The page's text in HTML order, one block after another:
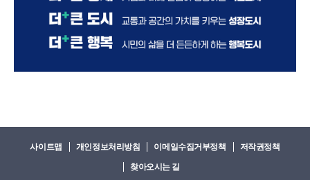
사이트맵 개인정보처리방침 이메일수집거부정책 저작권정책
찾아오시는 길